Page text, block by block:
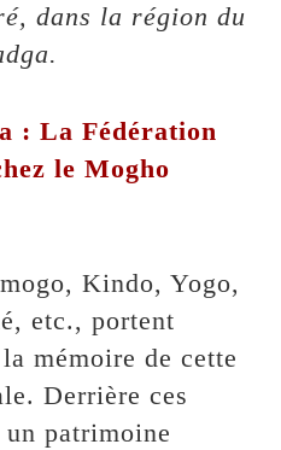
dans la région du
: La Fédération
le Mogho
Kindo, Yogo,
etc., portent
mémoire de cette
Derrière ces
patrimoine